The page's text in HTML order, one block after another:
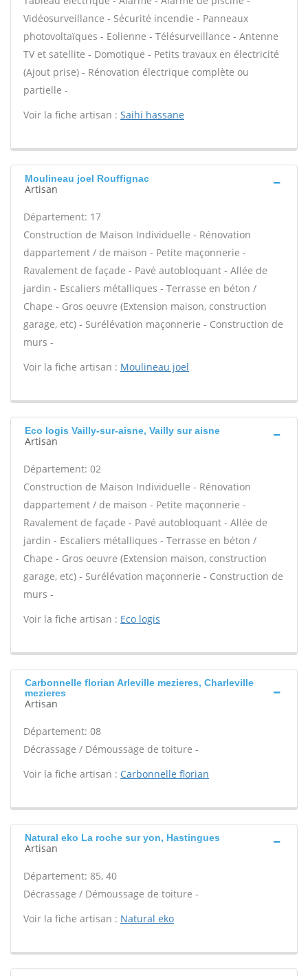
Vidéosurveillance - Sécurité incendie - Panneaux
photovoltaïques - Eolienne - Télésurveillance - Antenne
TV et satellite - Domotique - Petits travaux en électricité
(Ajout prise) - Rénovation électrique complète ou
partielle -
Voir la fiche artisan : Saihi hassane
Moulineau joel Rouffignac
Artisan
Département: 17
Construction de Maison Individuelle - Rénovation
dappartement / de maison - Petite maçonnerie -
Ravalement de façade - Pavé autobloquant - Allée de
jardin - Escaliers métalliques - Terrasse en béton /
Chape - Gros oeuvre (Extension maison, construction
garage, etc) - Surélévation maçonnerie - Construction de
murs -
Voir la fiche artisan : Moulineau joel
Eco logis Vailly-sur-aisne, Vailly sur aisne
Artisan
Département: 02
Construction de Maison Individuelle - Rénovation
dappartement / de maison - Petite maçonnerie -
Ravalement de façade - Pavé autobloquant - Allée de
jardin - Escaliers métalliques - Terrasse en béton /
Chape - Gros oeuvre (Extension maison, construction
garage, etc) - Surélévation maçonnerie - Construction de
murs -
Voir la fiche artisan : Eco logis
Carbonnelle florian Arleville mezieres, Charleville
mezieres
Artisan
Département: 08
Décrassage / Démoussage de toiture -
Voir la fiche artisan : Carbonnelle florian
Natural eko La roche sur yon, Hastingues
Artisan
Département: 85, 40
Décrassage / Démoussage de toiture -
Voir la fiche artisan : Natural eko